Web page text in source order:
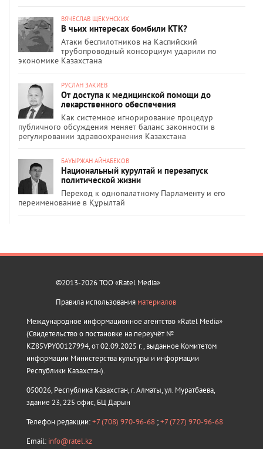
ВЯЧЕСЛАВ ЩЕКУНСКИХ
В чьих интересах бомбили КТК?
Атаки беспилотников на Каспийский
трубопроводный консорциум ударили по
экономике Казахстана
РУСЛАН ЗАКИЕВ
От доступа к медицинской помощи до
лекарственного обеспечения
Как системное игнорирование процедур
публичного обсуждения меняет баланс законности в
регулировании здравоохранения Казахстана
БАУЫРЖАН АЙНАБЕКОВ
Национальный курултай и перезапуск
политической жизни
Переход к однопалатному Парламенту и его
переименование в Құрылтай
©2013-2026 ТОО «Ratel Media»
Правила использования материалов
Международное информационное агентство «Ratel Media»
(Свидетельство о постановке на переучёт №
KZ85VPY00127994, от 02.09.2025 г., выданное Комитетом
информации Министерства культуры и информации
Республики Казахстан).
050026, Республика Казахстан, г. Алматы, ул. Муратбаева,
здание 23, 225 офис, БЦ Дарын
Телефон редакции:+7 (708) 970-96-68 ;+7 (727) 970-96-68
Email: info@ratel.kz